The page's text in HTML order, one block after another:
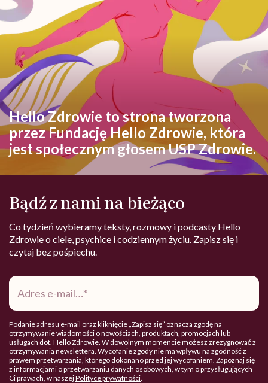
Hello Zdrowie to strona tworzona
przez Fundację Hello Zdrowie, która
jest społecznym głosem USP Zdrowie.
Bądź z nami na bieżąco
Co tydzień wybieramy teksty, rozmowy i podcasty Hello
Zdrowie o ciele, psychice i codziennym życiu. Zapisz się i
czytaj bez pośpiechu.
Adres
mail*
Podanie adresu e-mail oraz kliknięcie „Zapisz się” oznacza zgodę na
otrzymywanie wiadomości o nowościach, produktach, promocjach lub
usługach dot. Hello Zdrowie. W dowolnym momencie możesz zrezygnować z
otrzymywania newslettera. Wycofanie zgody nie ma wpływu na zgodność z
prawem przetwarzania, którego dokonano przed jej wycofaniem. Zapoznaj się
z informacjami o przetwarzaniu danych osobowych, w tym o przysługujących
Ci prawach, w naszejPolityce prywatności.